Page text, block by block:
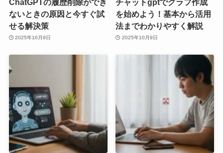
ないときの原因と今すぐ試
せる解決策
2025年10月9日
を始めよう！基本から活用
法までわかりやすく解説
2025年10月9日